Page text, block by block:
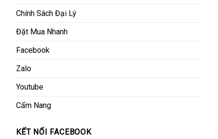
Chính Sách Đại Lý
Đặt Mua Nhanh
Facebook
Zalo
Youtube
Cẩm Nang
KẾT NỐI FACEBOOK